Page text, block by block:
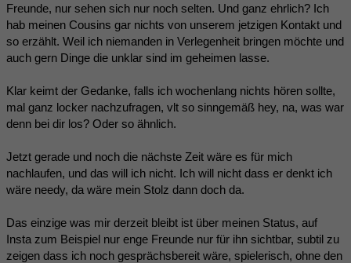
Freunde, nur sehen sich nur noch selten. Und ganz ehrlich? Ich
hab meinen Cousins gar nichts von unserem jetzigen Kontakt und
so erzählt. Weil ich niemanden in Verlegenheit bringen möchte und
auch gern Dinge die unklar sind im geheimen lasse.
Klar keimt der Gedanke, falls ich wochenlang nichts hören sollte,
mal ganz locker nachzufragen, vlt so sinngemäß hey, na, was war
denn bei dir los? Oder so ähnlich.
Jetzt gerade und noch die nächste Zeit wäre es für mich
nachlaufen, und das will ich nicht. Ich will nicht dass er denkt ich
wäre needy, da wäre mein Stolz dann doch da.
Das einzige was mir derzeit bleibt ist über meinen Status, auf
Insta zum Beispiel nur enge Freunde nur für ihn sichtbar, subtil zu
zeigen dass ich noch gesprächsbereit wäre, spielerisch, ohne den